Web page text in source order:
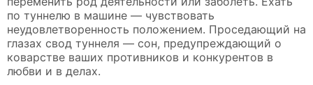
по туннелю в машине — чувствовать
неудовлетворенность положением. Проседающий на
глазах свод туннеля — сон, предупреждающий о
коварстве ваших противников и конкурентов в
любви и в делах.